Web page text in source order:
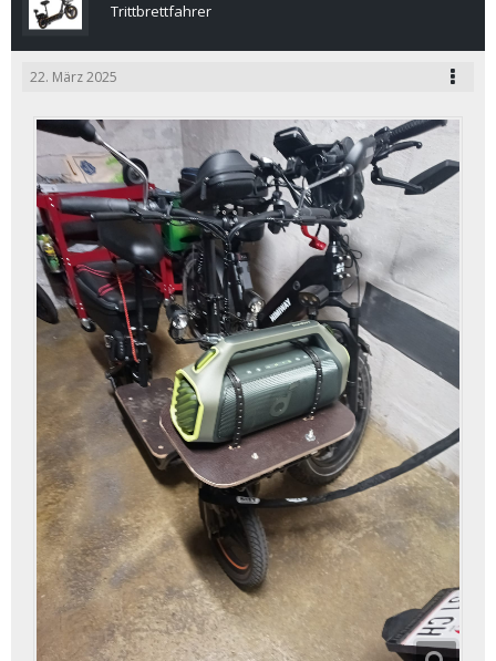
Trittbrettfahrer
22. März 2025